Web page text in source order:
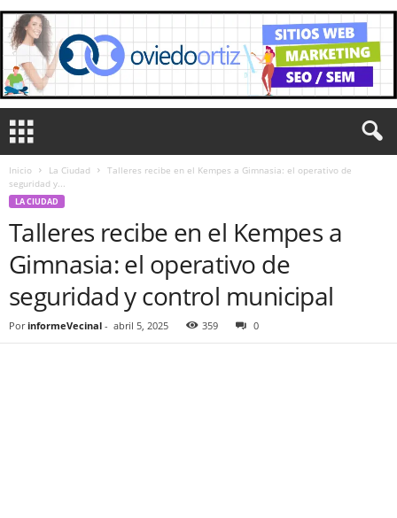
Inicio La Ciudad
Talleres recibe en el Kempes a Gimnasia: el operativo de
seguridad y...
LA CIUDAD
Talleres recibe en el Kempes a
Gimnasia: el operativo de
seguridad y control municipal
Por informeVecinal - abril 5, 2025 359 0